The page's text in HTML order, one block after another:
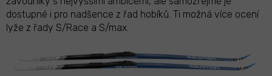
dostupné i pro nadšence z řad hobíků. Ti možná více ocení
lyže z řady S/Race a S/max.